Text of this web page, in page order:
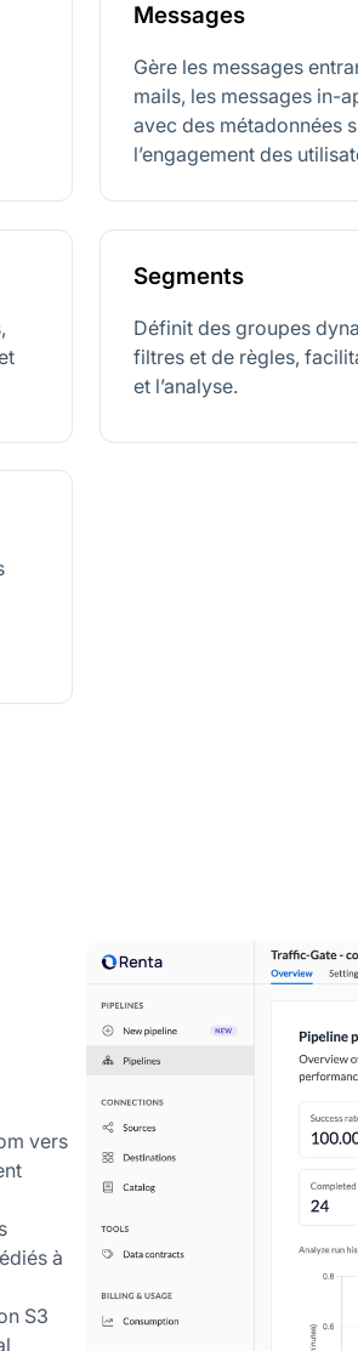
Messages
Gère les messages
mails, les messages in-
avec des métadonnées
l’engagement des
Segments
Définit des groupes
filtres et de règles,
et l’analyse.
vers
à
S3